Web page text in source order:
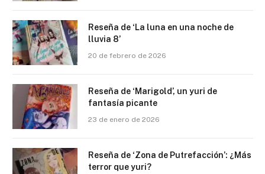
Reseña de ‘La luna en una noche de
lluvia 8’
20 de febrero de 2026
Reseña de ‘Marigold’, un yuri de
fantasía picante
23 de enero de 2026
Reseña de ‘Zona de Putrefacción’: ¿Más
terror que yuri?